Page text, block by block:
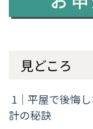
見どころ
1｜平屋で後悔
計の秘訣